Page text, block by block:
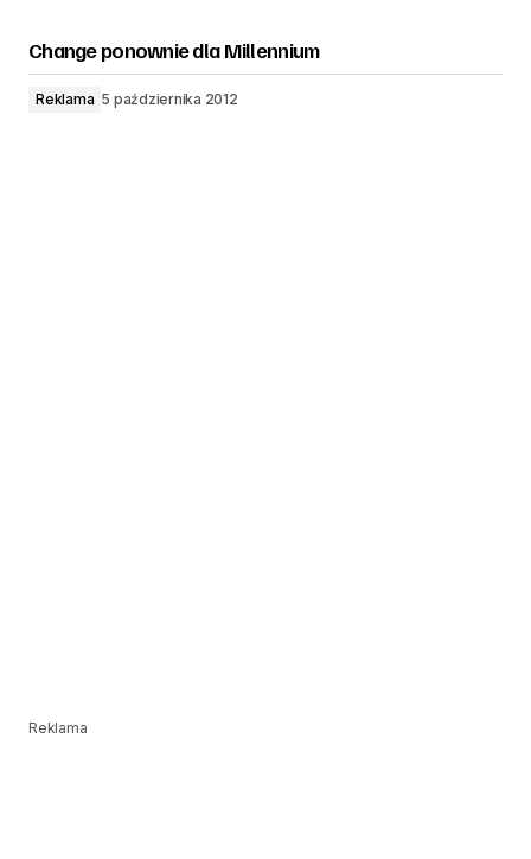
Change ponownie dla Millennium
Reklama 5 października 2012
Reklama